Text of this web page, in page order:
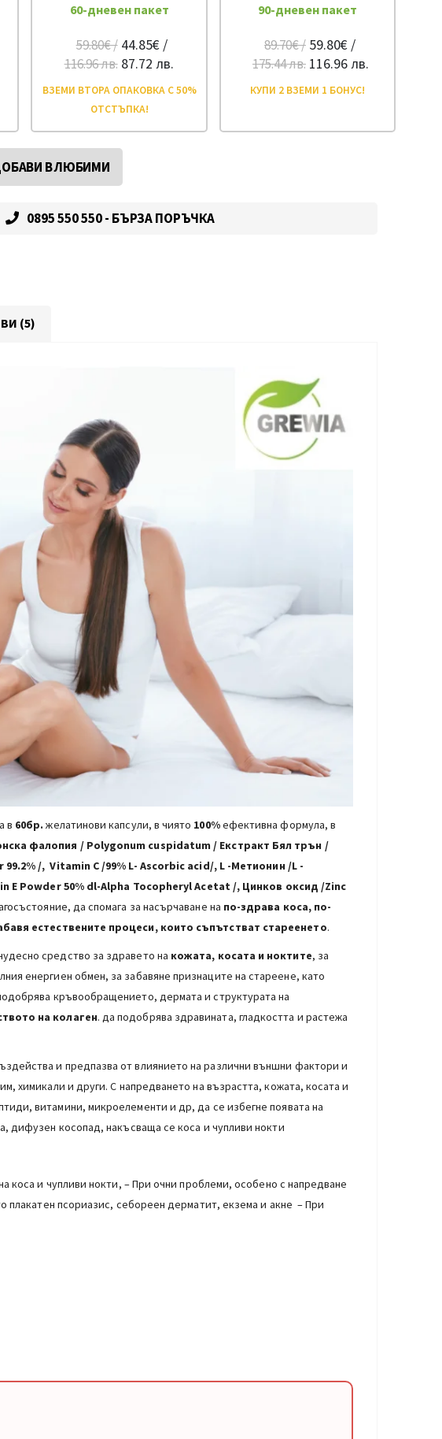
60-дневен пакет
59.80€ /
116.96 лв.
44.85€ /
87.72 лв.
ВЗЕМИ ВТОРА ОПАКОВКА С 50%
ОТСТЪПКА!
90-дневен пакет
89.70€ /
175.44 лв.
59.80€ /
116.96 лв.
КУПИ 2 ВЗЕМИ 1 БОНУС!
В ЛЮБИМИ
0895 550 550 - БЪРЗА ПОРЪЧКА
(5)
в 60бр. желатинови капсули, в чиято 100%ефективна формула, в
фалопия / Polygonum cuspidatum / Екстракт Бял трън /
/, Vitamin C /99% L- Ascorbic acid/, L -Метионин /L -
E Powder 50%dl-Alpha Tocopheryl Acetat /, Цинков оксид /Zinc
да спомага за насърчаване на по-здрава коса, по-
естествените процеси, които съпътстват стареенето.
средство за здравето на кожата, косата и ноктите, за
енергиен обмен, за забавяне признаците на стареене, като
кръвообращението, дермата и структурата на
на колаген. да подобрява здравината, гладкостта и растежа
и предпазва от влиянието на различни външни фактори и
химикали и други. С напредването на възрастта, кожата, косата и
витамини, микроелементи и др, да се избегне появата на
дифузен косопад, накъсваща се коса и чупливи нокти
коса и чупливи нокти, – При очни проблеми, особено с напредване
плакатен псориазис, себореен дерматит, екзема и акне – При